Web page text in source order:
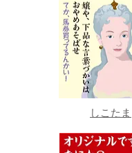
しこたま